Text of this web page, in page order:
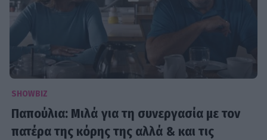
SHOWBIZ
Παπούλια: Μιλά για τη συνεργασία με τον
πατέρα της κόρης της αλλά & και τις